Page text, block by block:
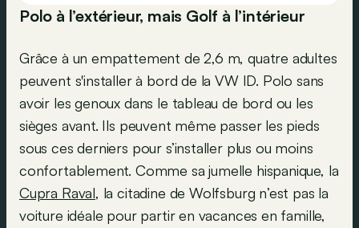
Polo à l’extérieur, mais Golf à l’intérieur
Grâce à un empattement de 2,6 m, quatre adultes
peuvent s'installer à bord de la VW ID. Polo sans
avoir les genoux dans le tableau de bord ou les
sièges avant. Ils peuvent même passer les pieds
sous ces derniers pour s’installer plus ou moins
confortablement. Comme sa jumelle hispanique, la
Cupra Raval, la citadine de Wolfsburg n’est pas la
voiture idéale pour partir en vacances en famille,